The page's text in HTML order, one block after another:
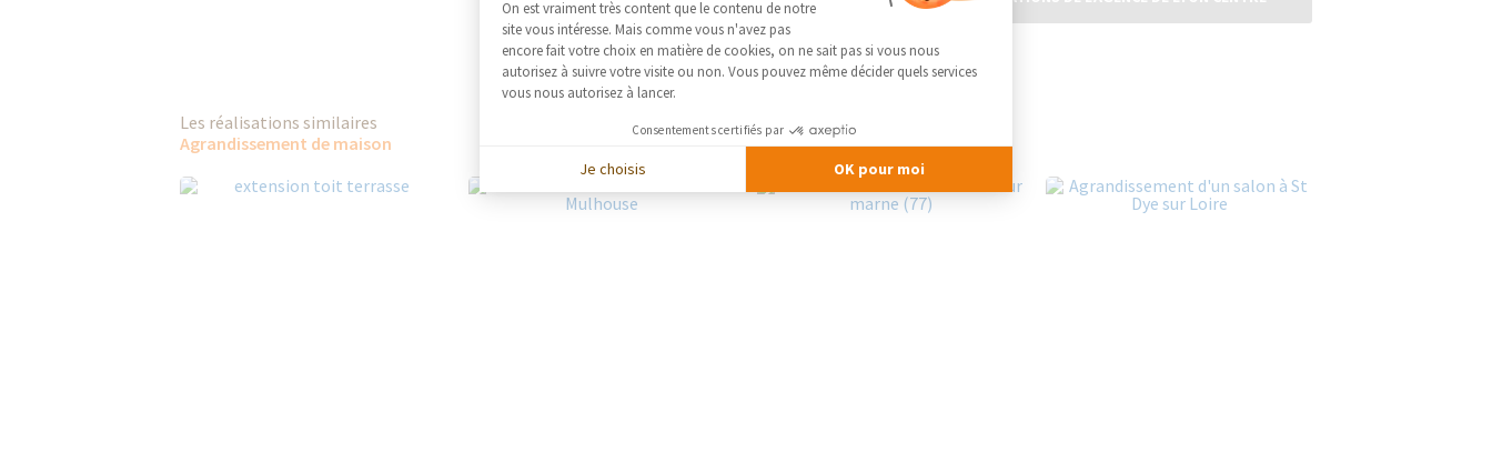
Les réalisations similaires
Agrandissement de maison
On est vraiment très content que le contenu de notre
site vous intéresse. Mais comme vous n'avez pas
encore fait votre choix en matière de cookies, on ne sait pas si vous nous
autorisez à suivre votre visite ou non. Vous pouvez même décider quels services
vous nous autorisez à lancer.
Consentements certifiés par
Je choisis OK pour moi
Axeptio consent